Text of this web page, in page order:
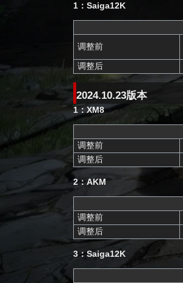
1：Saiga12K
调整前
调整后
2024.10.23版本
1：XM8
调整前
调整后
2：AKM
调整前
调整后
3：Saiga12K